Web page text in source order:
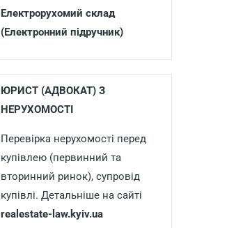
Електрорухомий склад
(Електронний підручник)
ЮРИСТ (АДВОКАТ) З
НЕРУХОМОСТІ
Перевірка нерухомості перед
купівлею (первинний та
вторинний ринок), супровід
купівлі. Детальніше на сайті
realestate-law.kyiv.ua